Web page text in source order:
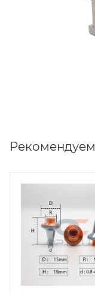
Рекомендуем